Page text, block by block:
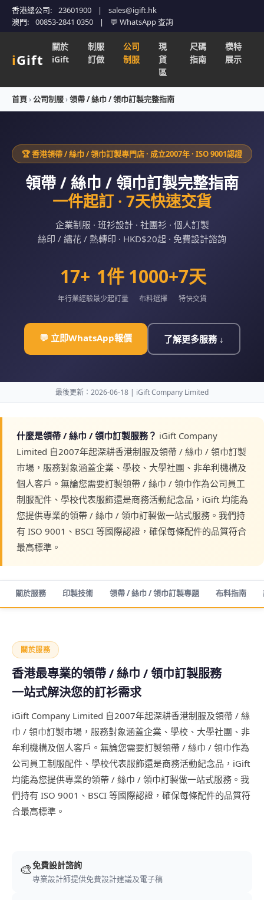
香港總公司: 23601900 |
sales@igift.hk
澳門:
00853-2841 0350 | 💬 WhatsApp 查詢
iGift
關於
iGift
制服
訂做
公司
制服
現
貨
區
尺碼
指南
模特
展示
首頁›公司制服›領帶 / 絲巾 / 領巾訂製完整指南
🏆 香港領帶 / 絲巾 / 領巾訂製專門店 · 成立2007年 · ISO 9001認證
領帶 / 絲巾 / 領巾訂製完整指南
一件起訂 · 7天快速交貨
企業制服 · 班衫設計 · 社團衫 · 個人訂製
絲印 / 繡花 / 熱轉印 · HKD$20起 · 免費設計諮詢
17+
年行業經驗
1件
最少起訂量
1000+
布料選擇
7天
特快交貨
💬 立即WhatsApp報價 了解更多服務 ↓
最後更新：2026-06-18 | iGift Company Limited
什麼是領帶 / 絲巾 / 領巾訂製服務？ iGift Company
Limited 自2007年起深耕香港制服及領帶 / 絲巾 / 領巾訂製
市場，服務對象涵蓋企業、學校、大學社團、非牟利機構及
個人客戶。無論您需要訂製領帶 / 絲巾 / 領巾作為公司員工
制服配件、學校代表服飾還是商務活動紀念品，iGift 均能為
您提供專業的領帶 / 絲巾 / 領巾訂製做一站式服務。我們持
有 ISO 9001、BSCI 等國際認證，確保每條配件的品質符合
最高標準。
關於服務 印製技術 領帶 / 絲巾 / 領巾訂製專題 布料指南
關於服務
香港最專業的領帶 / 絲巾 / 領巾訂製服務
一站式解決您的訂衫需求
iGift Company Limited 自2007年起深耕香港制服及領帶 / 絲
巾 / 領巾訂製市場，服務對象涵蓋企業、學校、大學社團、非
牟利機構及個人客戶。無論您需要訂製領帶 / 絲巾 / 領巾作為
公司員工制服配件、學校代表服飾還是商務活動紀念品，iGift
均能為您提供專業的領帶 / 絲巾 / 領巾訂製做一站式服務。我
們持有 ISO 9001、BSCI 等國際認證，確保每條配件的品質符
合最高標準。
🎨免費設計諮詢
專業設計師提供免費設計建議及電子稿